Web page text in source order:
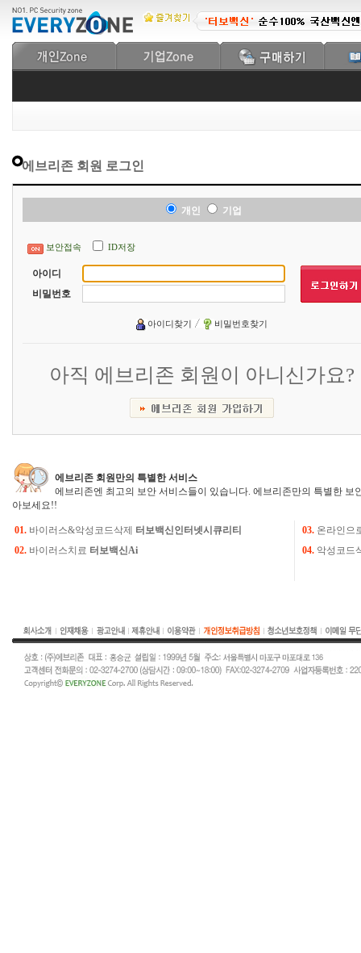
에브리존 회원 로그인
개인 기업
보안접속 ID저장
아이디
비밀번호
아이디찾기 비밀번호찾기
아직 에브리존 회원이 아니신가요?
에브리존 회원만의 특별한 서비스
에브리존엔 최고의 보안 서비스들이 있습니다. 에브리존만의 특별한 보
아보세요!!
01. 바이러스&악성코드삭제 터보백신인터넷시큐리티 03. 온라인으
02. 바이러스치료 터보백신Ai 04. 악성코드